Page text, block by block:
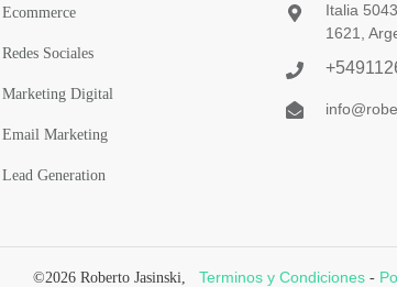
Ecommerce
Redes Sociales
Marketing Digital
Email Marketing
Lead Generation
Italia
1621,
©2026 Roberto Jasinski, Terminos y Condiciones -